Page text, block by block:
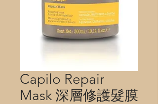
Capilo Repair
Mask 深層修護髮膜